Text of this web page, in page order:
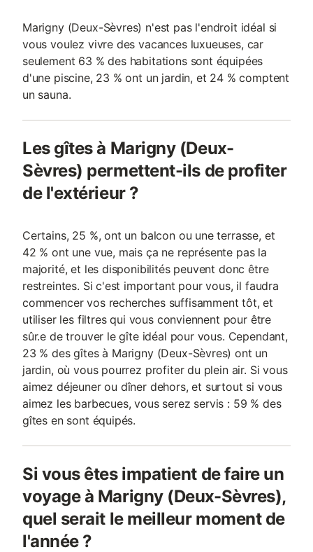
Marigny (Deux-Sèvres) n'est pas l'endroit idéal si
vous voulez vivre des vacances luxueuses, car
seulement 63 % des habitations sont équipées
d'une piscine, 23 % ont un jardin, et 24 % comptent
un sauna.
Les gîtes à Marigny (Deux-
Sèvres) permettent-ils de profiter
de l'extérieur ?
Certains, 25 %, ont un balcon ou une terrasse, et
42 % ont une vue, mais ça ne représente pas la
majorité, et les disponibilités peuvent donc être
restreintes. Si c'est important pour vous, il faudra
commencer vos recherches suffisamment tôt, et
utiliser les filtres qui vous conviennent pour être
sûr.e de trouver le gîte idéal pour vous. Cependant,
23 % des gîtes à Marigny (Deux-Sèvres) ont un
jardin, où vous pourrez profiter du plein air. Si vous
aimez déjeuner ou dîner dehors, et surtout si vous
aimez les barbecues, vous serez servis : 59 % des
gîtes en sont équipés.
Si vous êtes impatient de faire un
voyage à Marigny (Deux-Sèvres),
quel serait le meilleur moment de
l'année ?